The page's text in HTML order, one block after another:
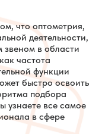
что оптометрия,
деятельности,
звеном в области
частота
функции
быстро освоить
подбора
узнаете все самое
в сфере